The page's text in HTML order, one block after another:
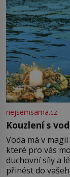
nejsemsama.cz
Kouzlení s
Voda má v
které pro vás
duchovní síly a
přinést do